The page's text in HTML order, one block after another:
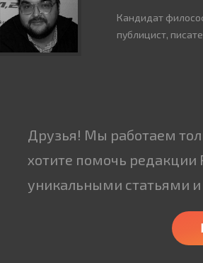
Кандидат
публицист,
Друзья! Мы работаем
хотите помочь редакции
уникальными статьями